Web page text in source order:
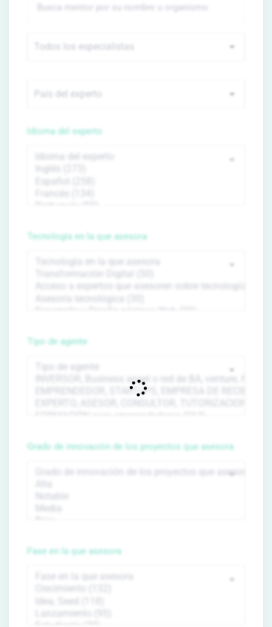
Idioma del experto
Tecnología en la que asesora
Tipo de agente
Grado de innovación de los proyectos que asesora
Fase en la que asesora